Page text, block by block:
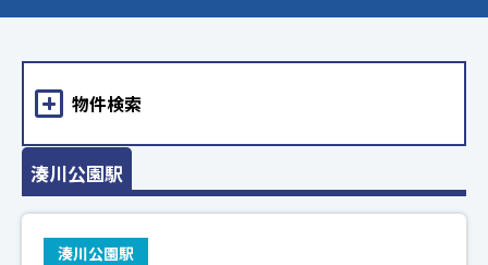
湊川公園駅
湊川公園駅
物件検索